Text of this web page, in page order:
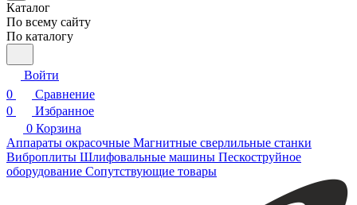
Каталог
По всему сайту
По каталогу
Войти
0
Сравнение
0
Избранное
0 Корзина
Аппараты окрасочные Магнитные сверлильные станки
Виброплиты Шлифовальные машины Пескоструйное
оборудование Сопутствующие товары